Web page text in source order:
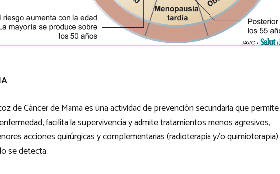
de Cáncer de Mama es una actividad de prevención secundaria que permite
facilita la supervivencia y admite tratamientos menos agresivos,
acciones quirúrgicas y complementarias (radioterapia y/o quimioterapia)
se detecta.